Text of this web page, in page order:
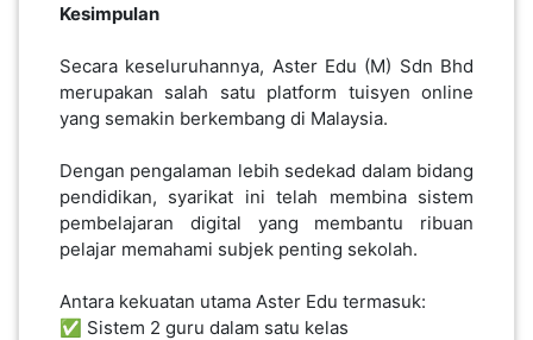
Kesimpulan
Secara keseluruhannya, Aster Edu (M) Sdn Bhd
merupakan salah satu platform tuisyen online
yang semakin berkembang di Malaysia.
Dengan pengalaman lebih sedekad dalam bidang
pendidikan, syarikat ini telah membina sistem
pembelajaran digital yang membantu ribuan
pelajar memahami subjek penting sekolah.
Antara kekuatan utama Aster Edu termasuk:
✅ Sistem 2 guru dalam satu kelas